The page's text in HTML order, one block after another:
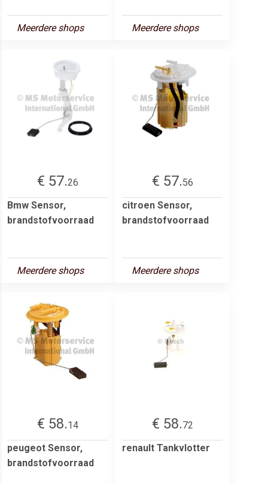
Meerdere shops Meerdere shops
€ 57.26
Bmw Sensor,
brandstofvoorraad
Meerdere shops
€ 57.56
citroen Sensor,
brandstofvoorraad
Meerdere shops
€ 58.14
peugeot Sensor,
brandstofvoorraad
€ 58.72
renault Tankvlotter